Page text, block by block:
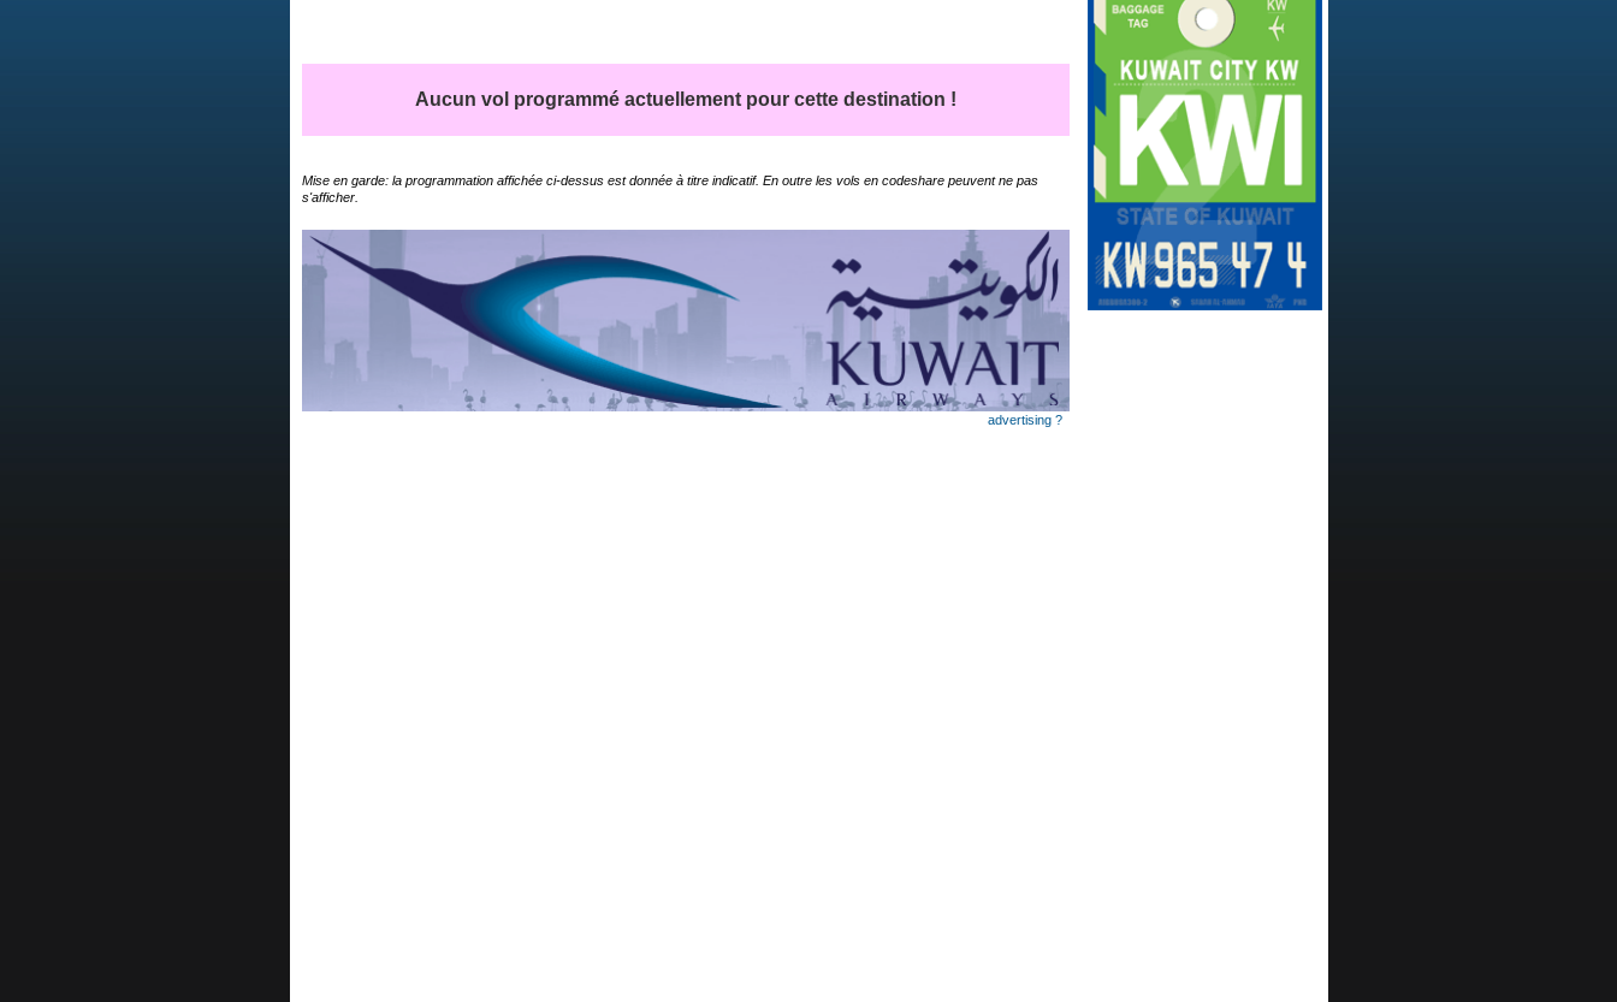
Aucun vol programmé actuellement pour cette destination !
Mise en garde: la programmation affichée ci-dessus est donnée à titre indicatif. En outre les vols en codeshare peuvent ne pas
s'afficher.
advertising ?